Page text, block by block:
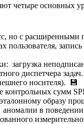
четыре основных
но с расширенными
запись
диспетчера
носителя). 💾
сумм
образу
в поведении